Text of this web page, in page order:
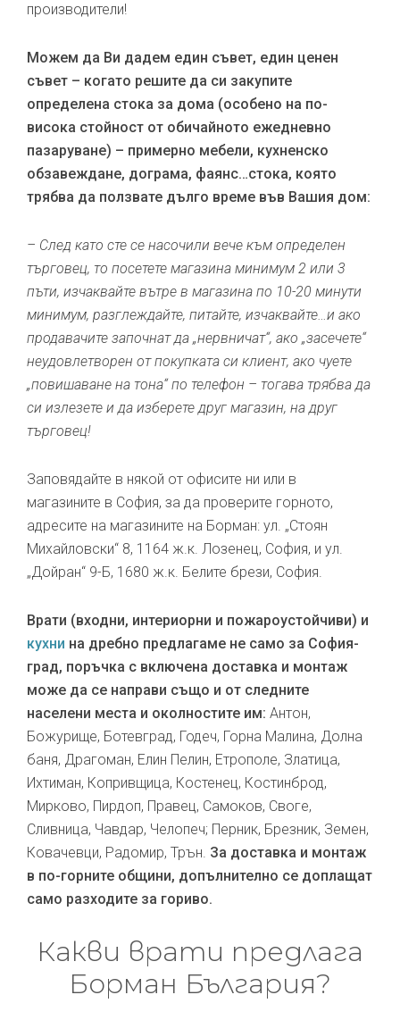
производители!
Можем да Ви дадем един съвет, един ценен
съвет – когато решите да си закупите
определена стока за дома (особено на по-
висока стойност от обичайното ежедневно
пазаруване) – примерно мебели, кухненско
обзавеждане, дограма, фаянс…стока, която
трябва да ползвате дълго време във Вашия дом:
– След като сте се насочили вече към определен
търговец, то посетете магазина минимум 2 или 3
пъти, изчаквайте вътре в магазина по 10-20 минути
минимум, разглеждайте, питайте, изчаквайте…и ако
продавачите започнат да „нервничат“, ако „засечете“
неудовлетворен от покупката си клиент, ако чуете
„повишаване на тона“ по телефон – тогава трябва да
си излезете и да изберете друг магазин, на друг
търговец!
Заповядайте в някой от офисите ни или в
магазините в София, за да проверите горното,
адресите на магазините на Борман: ул. „Стоян
Михайловски“ 8, 1164 ж.к. Лозенец, София, и ул.
„Дойран“ 9-Б, 1680 ж.к. Белите брези, София.
Врати (входни, интериорни и пожароустойчиви) и
кухни на дребно предлагаме не само за София-
град, поръчка с включена доставка и монтаж
може да се направи също и от следните
населени места и околностите им: Антон,
Божурище, Ботевград, Годеч, Горна Малина, Долна
баня, Драгоман, Елин Пелин, Етрополе, Златица,
Ихтиман, Копривщица, Костенец, Костинброд,
Мирково, Пирдоп, Правец, Самоков, Своге,
Сливница, Чавдар, Челопеч; Перник, Брезник, Земен,
Ковачевци, Радомир, Трън. За доставка и монтаж
в по-горните общини, допълнително се доплащат
само разходите за гориво.
Какви врати предлага
Борман България?